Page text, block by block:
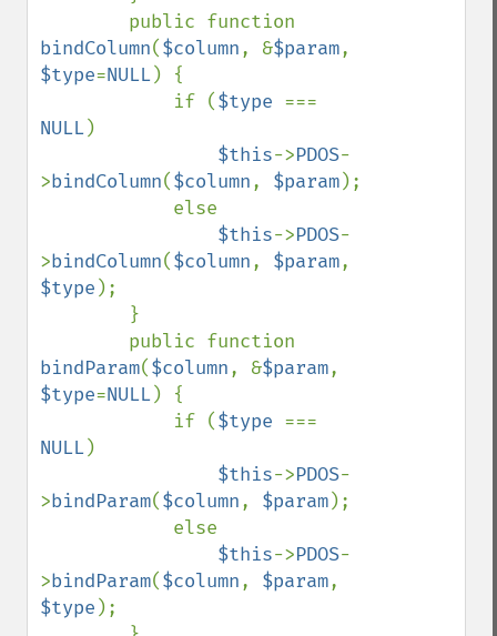
bindColumn($column, &$param
$type=NULL) {
            if (
$type
NULL)
$this->PDOS-
>bindColumn($column, $param);
$this->PDOS-
>bindColumn($column, $param
$type );
bindParam($column, &$param
$type=NULL) {
            if (
$type
NULL)
$this->PDOS-
>bindParam($column, $param);
$this->PDOS-
>bindParam($column, $param
$type );